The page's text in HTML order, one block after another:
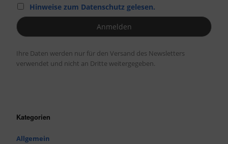
Hinweise zum Datenschutz gelesen.
Ihre Daten werden nur für den Versand des Newsletters
verwendet und nicht an Dritte weitergegeben.
Kategorien
Allgemein